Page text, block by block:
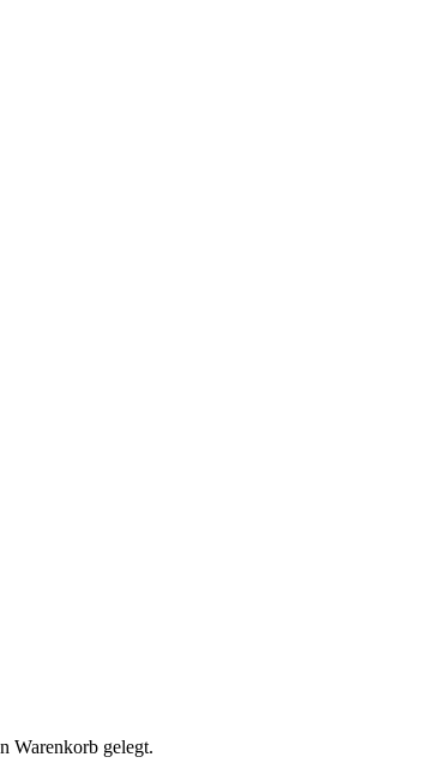
Warenkorb gelegt.